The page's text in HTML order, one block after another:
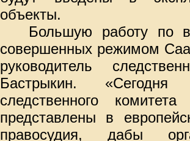
объекты.
Большую работу по
совершенных режимом
руководитель
Бастрыкин.
следственного
представлены в
правосудия, дабы